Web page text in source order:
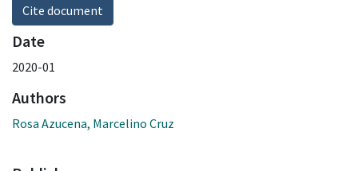
Cite document
Date
2020-01
Authors
Rosa Azucena, Marcelino Cruz